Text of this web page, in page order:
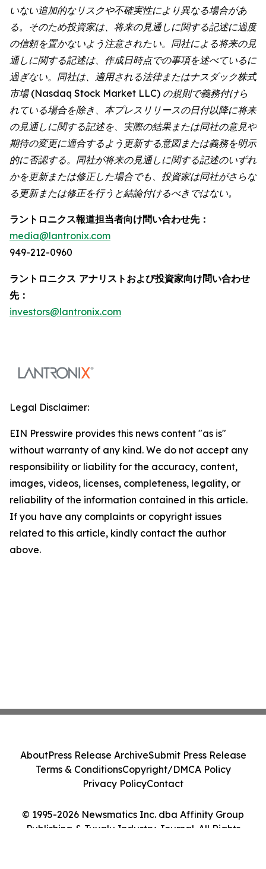
いない追加的なリスクや不確実性により異なる場合があ
る。そのため投資家は、将来の見通しに関する記述に過度
の信頼を置かないよう注意されたい。同社による将来の見
通しに関する記述は、作成日時点での事項を述べているに
過ぎない。同社は、適用される法律またはナスダック株式
市場 (Nasdaq Stock Market LLC) の規則で義務付けら
れている場合を除き、本プレスリリースの日付以降に将来
の見通しに関する記述を、実際の結果または同社の意見や
期待の変更に適合するよう更新する意図または義務を明示
的に否認する。同社が将来の見通しに関する記述のいずれ
かを更新または修正した場合でも、投資家は同社がさらな
る更新または修正を行うと結論付けるべきではない。
ラントロニクス報道担当者向け問い合わせ先：
media@lantronix.com
949-212-0960
ラントロニクス アナリストおよび投資家向け問い合わせ
先：
investors@lantronix.com
Legal Disclaimer:
EIN Presswire provides this news content "as is"
without warranty of any kind. We do not accept any
responsibility or liability for the accuracy, content,
images, videos, licenses, completeness, legality, or
reliability of the information contained in this article.
If you have any complaints or copyright issues
related to this article, kindly contact the author
above.
© 1995-2026 Newsmatics Inc. dba Affinity Group
Publishing & Tuvalu Industry Journal. All Rights
AboutPress Release ArchiveSubmit Press Release
Terms & ConditionsCopyright/DMCA Policy
Privacy PolicyContact